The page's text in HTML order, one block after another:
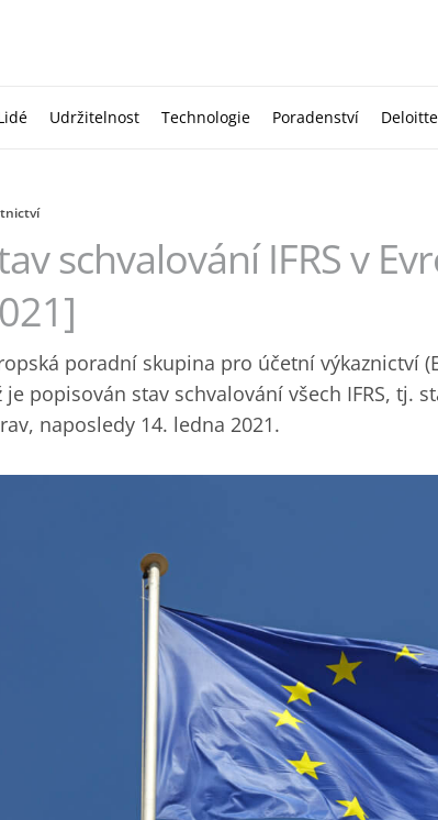
Udržitelnost Technologie Poradenství
schvalování IFRS v
poradní skupina pro účetní výkaznictví
je popisován stav schvalování všech IFRS, tj.
naposledy 14. ledna 2021.